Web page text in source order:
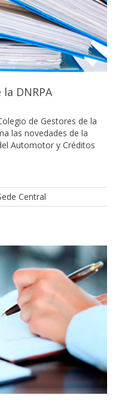
DNRPA
de Gestores de la
las novedades de la
Automotor y Créditos
Central